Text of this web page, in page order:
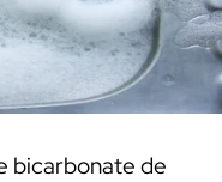
bicarbonate de